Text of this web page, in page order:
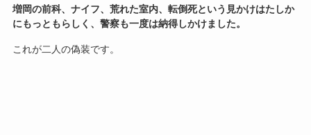
増岡の前科、ナイフ、荒れた室内、転倒死という見かけはたしか
にもっともらしく、警察も一度は納得しかけました。
これが二人の偽装です。